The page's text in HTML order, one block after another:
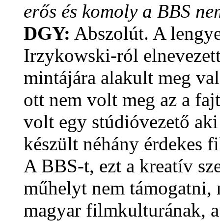
erős és komoly a BBS
DGY: Abszolút. A
Irzykowski-ról
mintájára alakult meg
ott nem volt meg az a
volt egy stúdióvezető
készült néhány érdekes
A BBS-t, ezt a kreatív
műhelyt nem támogatni,
magyar filmkulturának,